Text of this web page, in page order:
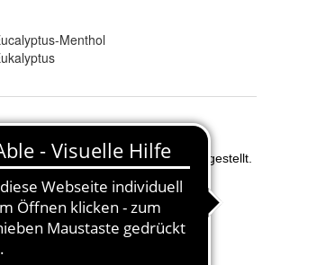
Menthol